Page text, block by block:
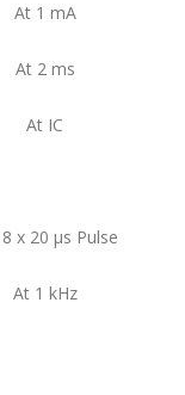
At 1 mA
At 2 ms
At IC
x 20 μs Pulse
At 1 kHz